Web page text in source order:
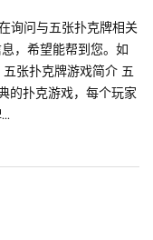
询问与五张扑克牌相关
，希望能帮到您。如
张扑克牌游戏简介 五
的扑克游戏，每个玩家